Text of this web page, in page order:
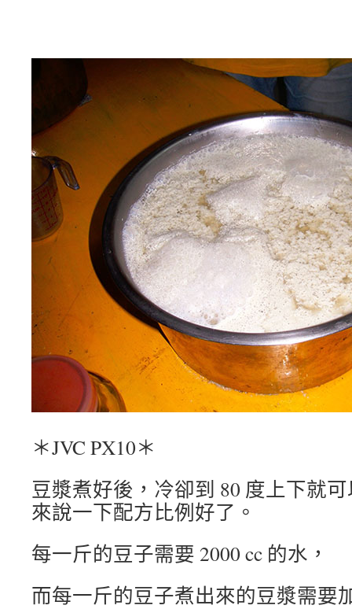
＊JVC PX10＊
豆漿煮好後，冷卻到 80 度上下就
來說一下配方比例好了。
每一斤的豆子需要 2000 cc 的水，
而每一斤的豆子煮出來的豆漿需要